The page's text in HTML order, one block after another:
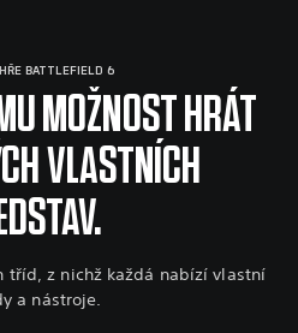
BATTLEFIELD 6
MOŽNOST HRÁT
VLASTNÍCH
tříd, z nichž každá nabízí vlastní
a nástroje.